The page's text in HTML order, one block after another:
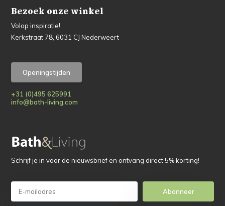
Bezoek onze winkel
Volop inspiratie!
Kerkstraat 78, 6031 CJ Nederweert
Openingstijden
+31 (0)495 625991
info@bath-living.com
Schrijf je in voor de nieuwsbrief en ontvang direct 5% korting!
Abonneer